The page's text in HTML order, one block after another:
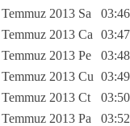
2013 Sa
03:46
2013 Ca
03:47
2013 Pe
03:48
2013 Cu 03:49
2013 Ct
03:50
2013 Pa
03:52